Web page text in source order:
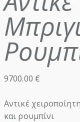
9700.00 €
Αντικέ
και ρουμπίνι